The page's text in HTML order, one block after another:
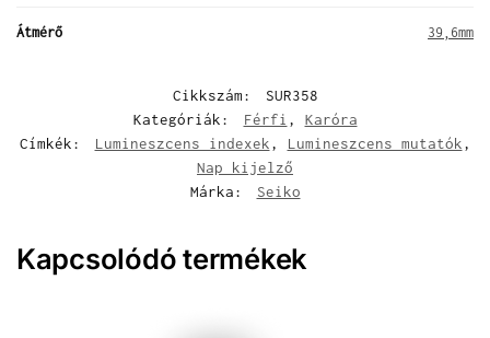
Átmérő 39,6mm
Cikkszám:
SUR358
Kategóriák:
Férfi , Karóra
Címkék:
Lumineszcens indexek, Lumineszcens mutatók,
Nap kijelző
Márka:
Seiko
Kapcsolódó termékek